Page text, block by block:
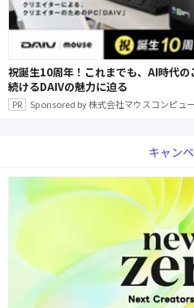
祝誕生10周年！これまでも、AI時代
続けるDAIVの魅力に迫る
Sponsored by 株式会社マウスコンピュ
キャン